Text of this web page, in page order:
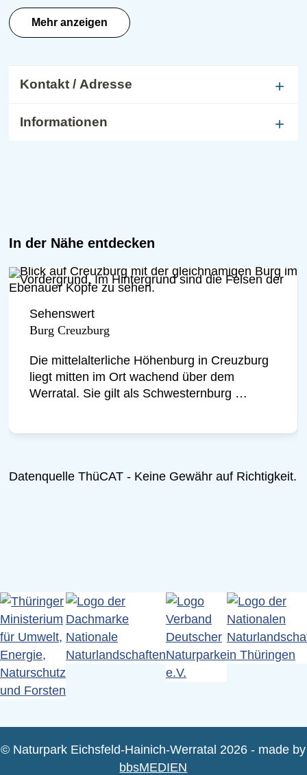
sind die Band, die mit ihrem
beispiellosen Mix aus verzerrten
griffigen deutschen Texten ohne jede
schaufelt, in der es nur MADSEN gibt
letzten Reihen des Publikums
überspringt. Mit ihrem kommenden
Album im Gepäck starten MADSEN im
Sommer 2026 eine große Tour quer
durch Deutschland - neben diversen
Clubshows sind auch ein paar Open-
Air-Konzerte und erstmalig ein
Mehr anzeigen
Kontakt / Adresse
Informationen
In der Nähe entdecken
Sehenswert
Burg Creuzburg
Die mittelalterliche Höhenburg in Creuzburg
liegt mitten im Ort wachend über dem
Werratal. Sie gilt als Schwesternburg …
Datenquelle ThüCAT - Keine Gewähr auf Richtigkeit.
© Naturpark Eichsfeld-Hainich-Werratal 2026 - made by
bbsMEDIEN